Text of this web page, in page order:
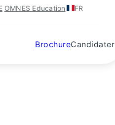
OMNES Education FR
BrochureCandidater